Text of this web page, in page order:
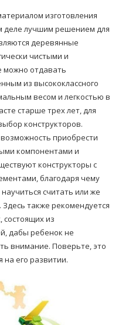
изготовления
деле лучшим решением для
деревянные
чистыми и
можно отдавать
из высококлассного
весом и легкостью в
старше трех лет, для
конструкторов.
приобрести
компонентами и
конструкторы с
благодаря чему
считать или же
также рекомендуется
из
дабы ребенок не
внимание. Поверьте, это
его развитии.